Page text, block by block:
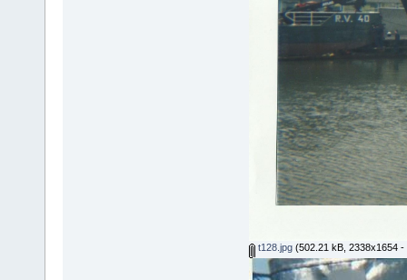
t128.jpg(502.21 kB, 2338x1654 -